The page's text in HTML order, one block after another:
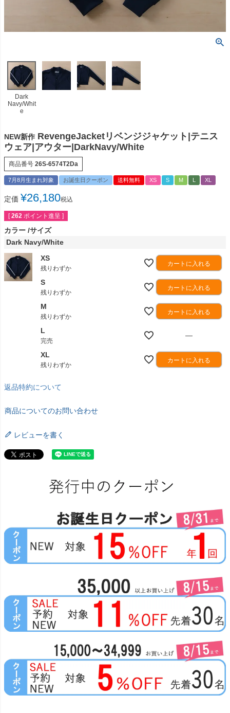
Dark
Navy/Whit
e
NEW新作 RevengeJacketリベンジジャケット|テニス
ウェア|アウター|DarkNavy/White
商品番号 26S-6574T2Da
7月8月生まれ対象 お誕生日クーポン 送料無料 XS S M L XL
定価 ¥26,180税込
[ 262 ポイント進呈 ]
カラー サイズ
Dark Navy/White
XS
残りわずか
カートに入れる
S
残りわずか
カートに入れる
M
残りわずか
カートに入れる
L
完売
—
XL
残りわずか
カートに入れる
返品特約について
商品についてのお問い合わせ
レビューを書く